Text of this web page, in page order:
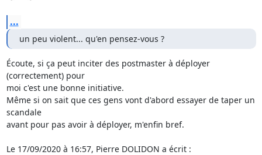
...
un peu violent... qu'en pensez-vous ?
Écoute, si ça peut inciter des postmaster à déployer
(correctement) pour
moi c'est une bonne initiative.
Même si on sait que ces gens vont d'abord essayer de taper un
scandale
avant pour pas avoir à déployer, m'enfin bref.
Le 17/09/2020 à 16:57, Pierre DOLIDON a écrit :